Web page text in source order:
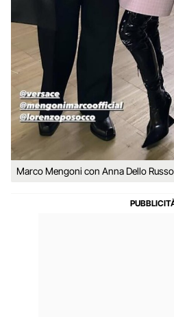
Marco Mengoni con Anna Dello